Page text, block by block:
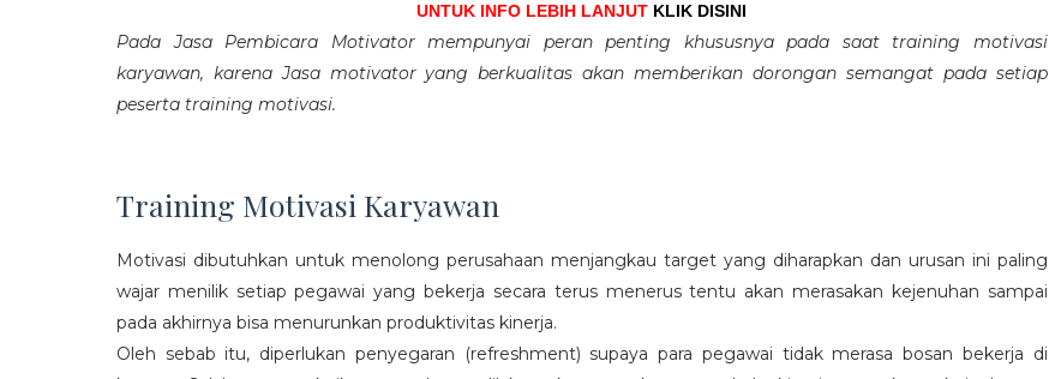
UNTUK INFO LEBIH LANJUT KLIK DISINI
Pada Jasa Pembicara Motivator mempunyai peran penting khususnya pada saat training motivasi
karyawan, karena Jasa motivator yang berkualitas akan memberikan dorongan semangat pada setiap
peserta training motivasi.
Training Motivasi Karyawan
Motivasi dibutuhkan untuk menolong perusahaan menjangkau target yang diharapkan dan urusan ini paling
wajar menilik setiap pegawai yang bekerja secara terus menerus tentu akan merasakan kejenuhan sampai
pada akhirnya bisa menurunkan produktivitas kinerja.
Oleh sebab itu, diperlukan penyegaran (refreshment) supaya para pegawai tidak merasa bosan bekerja di